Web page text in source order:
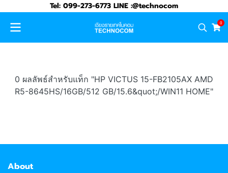
Tel: 099-273-6773 LINE :@technocom
0
0 ผลลัพธ์สำหรับแท็ก "HP VICTUS 15-FB2105AX AMD
R5-8645HS/16GB/512 GB/15.6&quot;/WIN11 HOME"
About